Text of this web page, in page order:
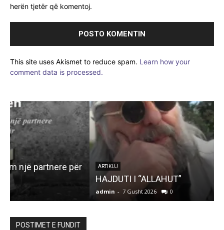
herën tjetër që komentoj.
This site uses Akismet to reduce spam. Learn how your
comment data is processed.
ARTIKUJ
HAJDUTI I “ALLAHUT”
POSTIMET E FUNDIT